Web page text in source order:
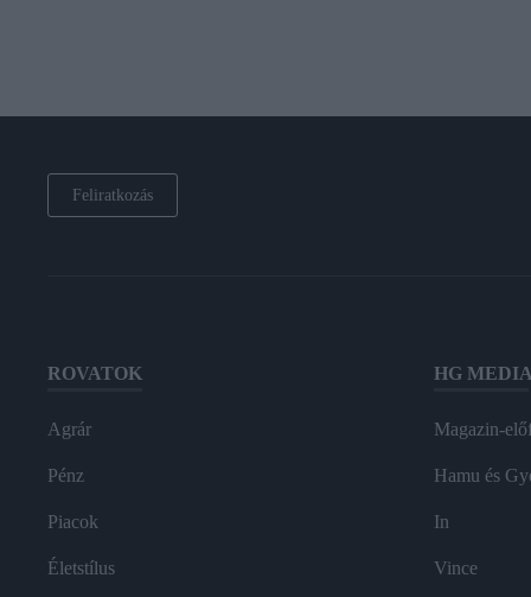
Feliratkozás
ROVATOK
Agrár
Pénz
Piacok
Életstílus
HG MEDIA
Magazin-
Hamu és
In
Vince